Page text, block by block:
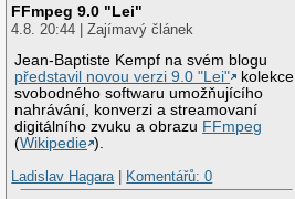
FFmpeg 9.0 "Lei"
4.8. 20:44 | Zajímavý článek
Jean-Baptiste Kempf na svém blogu
představil novou verzi 9.0 "Lei"
kolekce
svobodného softwaru umožňujícího
nahrávání, konverzi a streamovaní
digitálního zvuku a obrazu FFmpeg
(Wikipedie ).
Ladislav Hagara| Komentářů: 0